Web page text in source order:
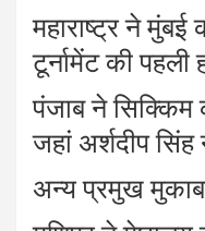
महाराष्ट्र ने
टूर्नामेंट की पहली
पंजाब ने सिक्किम
जहां अर्शदीप
अन्य प्रमुख